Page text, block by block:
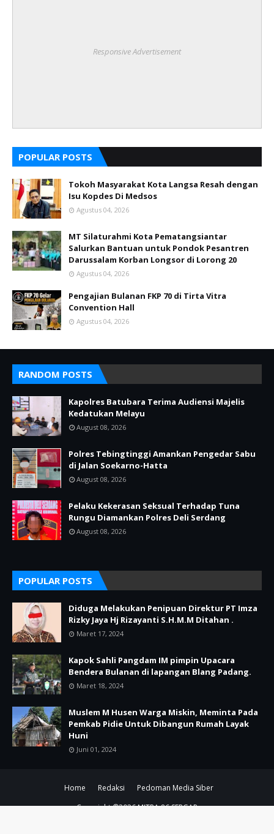
Responsive Advertisement
POPULAR POSTS
Tokoh Masyarakat Kota Langsa Resah dengan
Isu Kopdes Di Medsos
Agustus 04, 2026
MT Silaturahmi Kota Pematangsiantar
Salurkan Bantuan untuk Pondok Pesantren
Darussalam Korban Longsor di Lorong 20
Agustus 04, 2026
Pengajian Bulanan FKP 70 di Tirta Vitra
Convention Hall
Agustus 04, 2026
RANDOM POSTS
Kapolres Batubara Terima Audiensi Majelis
Kedatukan Melayu
August 08, 2026
Polres Tebingtinggi Amankan Pengedar Sabu
di Jalan Soekarno-Hatta
August 08, 2026
Pelaku Kekerasan Seksual Terhadap Tuna
Rungu Diamankan Polres Deli Serdang
August 08, 2026
POPULAR POSTS
Diduga Melakukan Penipuan Direktur PT Imza
Rizky Jaya Hj Rizayanti S.H.M.M Ditahan .
Maret 17, 2024
Kapok Sahli Pangdam IM pimpin Upacara
Bendera Bulanan di lapangan Blang Padang.
Maret 18, 2024
Muslem M Husen Warga Miskin, Meminta Pada
Pemkab Pidie Untuk Dibangun Rumah Layak
Huni
Juni 01, 2024
Home Redaksi
Pedoman Media Siber
Copyright ©2026MITRA 86 SERGAP